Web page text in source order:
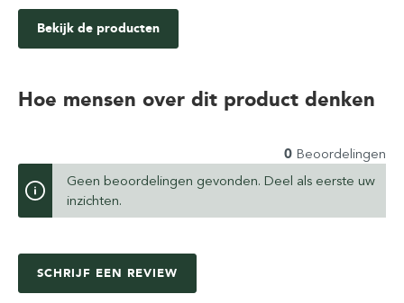
Bekijk de producten
Hoe mensen over dit product denken
0 Beoordelingen
Geen beoordelingen gevonden. Deel als eerste uw
inzichten.
SCHRIJF EEN REVIEW